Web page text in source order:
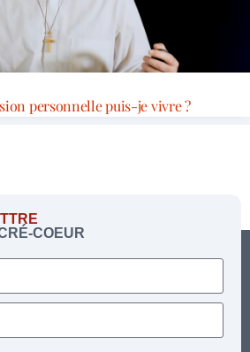
personnelle puis-je vivre ?
COEUR